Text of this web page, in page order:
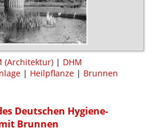
(Architektur) | DHM
| Heilpflanze | Brunnen
Deutschen Hygiene-
Brunnen